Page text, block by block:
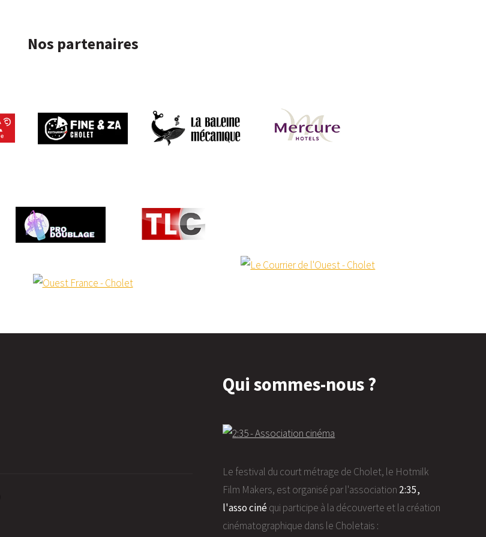
Nos partenaires
Qui sommes-nous ?
Le festival du court métrage de Cholet, le Hotmilk
Film Makers, est organisé par l'association 2:35,
l'asso cinéqui participe à la découverte et la création
cinématographique dans le Choletais :